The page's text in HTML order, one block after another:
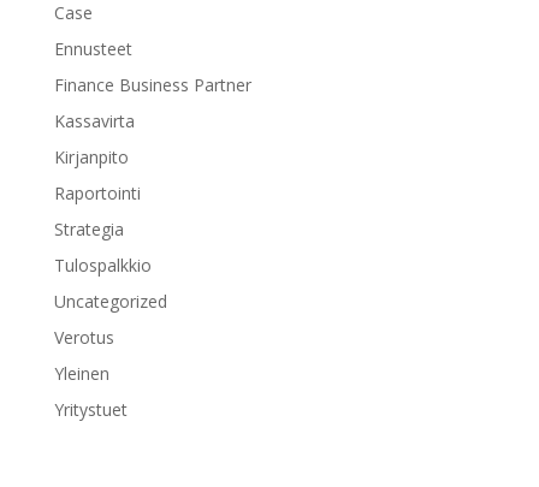
Case
Ennusteet
Finance Business Partner
Kassavirta
Kirjanpito
Raportointi
Strategia
Tulospalkkio
Uncategorized
Verotus
Yleinen
Yritystuet